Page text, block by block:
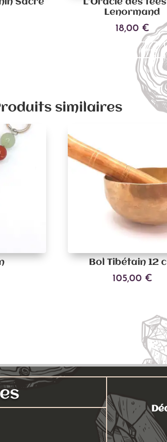
Sacré
L’Oracle des
Lenormand
18,00 €
Ajouter au panier
similaires
Bol Tibétain 12
105,00 €